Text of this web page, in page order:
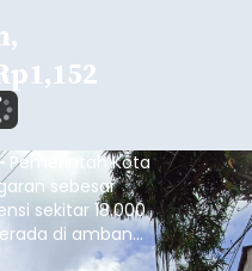
Pemerintah Kota
sebesar
sekitar 18.000
di ambang
ini diambil